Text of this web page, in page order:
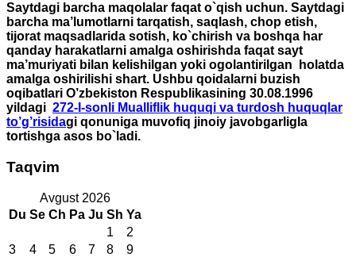
Saytdagi barcha maqolalar faqat o`qish uchun. Saytdagi
barcha ma’lumotlarni tarqatish, saqlash, chop etish,
tijorat maqsadlarida sotish, ko`chirish va boshqa har
qanday harakatlarni amalga oshirishda faqat sayt
ma’muriyati bilan kelishilgan yoki ogolantirilgan holatda
amalga oshirilishi shart. Ushbu qoidalarni buzish
oqibatlari O’zbekiston Respublikasining 30.08.1996
yildagi 272-I-sonli Mualliflik huquqi va turdosh huquqlar
to’g’risidagi qonuniga muvofiq jinoiy javobgarligla
tortishga asos bo`ladi.
Taqvim
Avgust 2026
Du Se Ch Pa Ju Sh Ya
1
2
3
4 5 6 7 8
9